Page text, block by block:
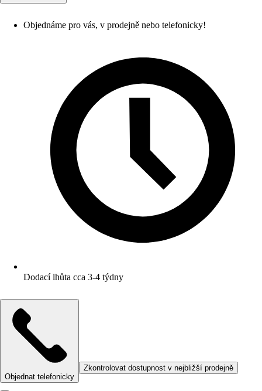
Objednáme pro vás, v prodejně nebo telefonicky!
Dodací lhůta cca 3-4 týdny
Objednat telefonicky
Zkontrolovat dostupnost v nejbližší prodejně